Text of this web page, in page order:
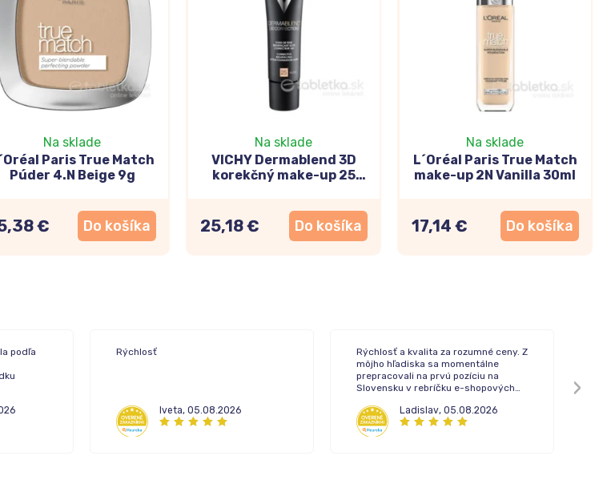
Na sklade
Paris True Match
Púder 4.N Beige 9g
€ Do košíka
Na sklade
VICHY Dermablend 3D
korekčný make-up 25
25,18 € Do košíka
Na sklade
L´Oréal Paris True Match
make-up 2N Vanilla 30ml
17,14 € Do košíka
podľa
Rýchlosť
Iveta, 05.08.2026
Rýchlosť a kvalita za rozumné ceny. Z
môjho hľadiska sa momentálne
prepracovali na prvú pozíciu na
Slovensku v rebríčku e-shopových
Ladislav, 05.08.2026